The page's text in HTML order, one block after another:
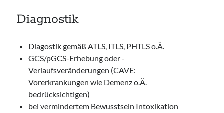
Diagnostik
Diagostik gemäß ATLS, ITLS, PHTLS o.Ä.
GCS/pGCS-Erhebung oder -
Verlaufsveränderungen (CAVE:
Vorerkrankungen wie Demenz o.Ä.
bedrücksichtigen)
bei vermindertem Bewusstsein Intoxikation